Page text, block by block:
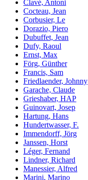
Clavé, Antoni
Cocteau, Jean
Corbusier, Le
Dorazio, Piero
Dubuffet, Jean
Dufy, Raoul
Ernst, Max
Förg, Günther
Francis, Sam
Friedlaender, Johnny
Garache, Claude
Grieshaber, HAP
Guinovart, Josep
Hartung, Hans
Hundertwasser, F.
Immendorff, Jörg
Janssen, Horst
Léger, Fernand
Lindner, Richard
Manessier, Alfred
Marini, Marino